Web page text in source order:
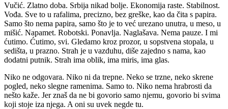
Vučić. Zlatno doba. Srbija nikad bolje. Ekonomija raste. Stabilnost.
Vođa. Sve to u rafalima, precizno, bez greške, kao da čita s papira.
Samo što nema papira, samo što je to već urezano unutra, u meso, u
mišić. Napamet. Robotski. Ponavlja. Naglašava. Nema pauze. I mi
ćutimo. Ćutimo, svi. Gledamo kroz prozor, u sopstvena stopala, u
sedišta, u prazno. Strah je u vazduhu, diše zajedno s nama, kao
dodatni putnik. Strah ima oblik, ima miris, ima glas.
Niko ne odgovara. Niko ni da trepne. Neko se trzne, neko skrene
pogled, neko slegne ramenima. Samo to. Niko nema hrabrosti da
nešto kaže. Jer znaš da ne bi govorio samo njemu, govorio bi svima
koji stoje iza njega. A oni su uvek negde tu.